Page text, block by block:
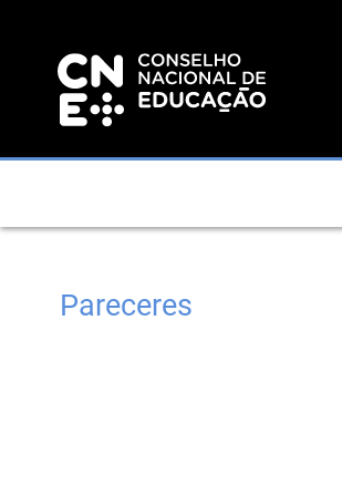
Pareceres